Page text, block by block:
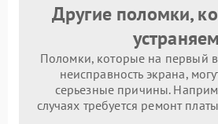
Другие поломки,
устраняем
Поломки, которые на первый
неисправность экрана,
серьезные причины.
случаях требуется ремонт